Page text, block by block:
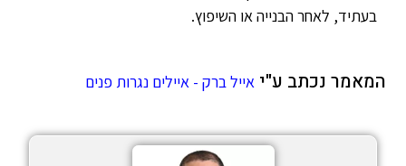
בעתיד, לאחר הבנייה או השיפוץ.
המאמר נכתב ע"יאייל ברק - איילים נגרות פנים